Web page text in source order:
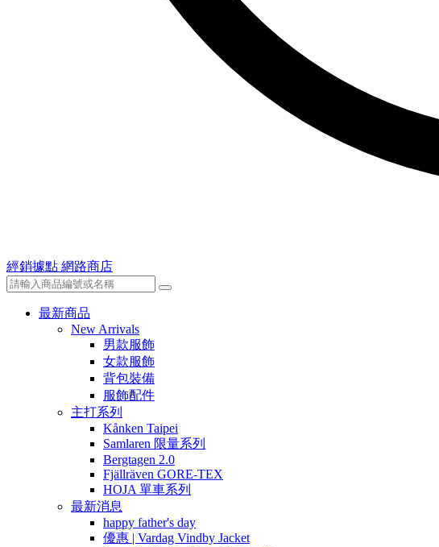
經銷據點 網路商店
最新商品
New Arrivals
男款服飾
女款服飾
背包裝備
服飾配件
主打系列
Kånken Taipei
Samlaren 限量系列
Bergtagen 2.0
Fjällräven GORE-TEX
HOJA 單車系列
最新消息
happy father's day
優惠 | Vardag Vindby Jacket